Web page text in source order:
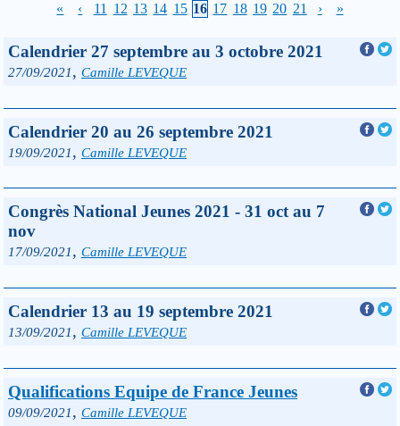
« ‹ 11 12 13 14 15 16 17 18 19 20 21 › »
Calendrier 27 septembre au 3 octobre 2021
27/09/2021, Camille LEVEQUE
Calendrier 20 au 26 septembre 2021
19/09/2021, Camille LEVEQUE
Congrès National Jeunes 2021 - 31 oct au 7
nov
17/09/2021, Camille LEVEQUE
Calendrier 13 au 19 septembre 2021
13/09/2021, Camille LEVEQUE
Qualifications Equipe de France Jeunes
09/09/2021, Camille LEVEQUE